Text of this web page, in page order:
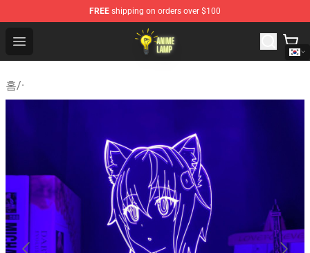
FREE shipping on orders over $100
Open menu
Anime Lamp Shop - The Best Store of Anime Lamp
홈/·